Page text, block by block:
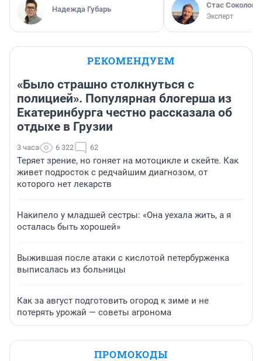
Надежда Губарь Стас Соколов
Эксперт
РЕКОМЕНДУЕМ
«Было страшно столкнуться с
полицией». Популярная блогерша из
Екатеринбурга честно рассказала об
отдыхе в Грузии
3 часа 6 322 62
Теряет зрение, но гоняет на мотоцикле и скейте. Как
живет подросток с редчайшим диагнозом, от
которого нет лекарств
Накипело у младшей сестры: «Она уехала жить, а я
осталась быть хорошей»
Выжившая после атаки с кислотой петербурженка
выписалась из больницы
Как за август подготовить огород к зиме и не
потерять урожай — советы агронома
ПРОМОКОДЫ